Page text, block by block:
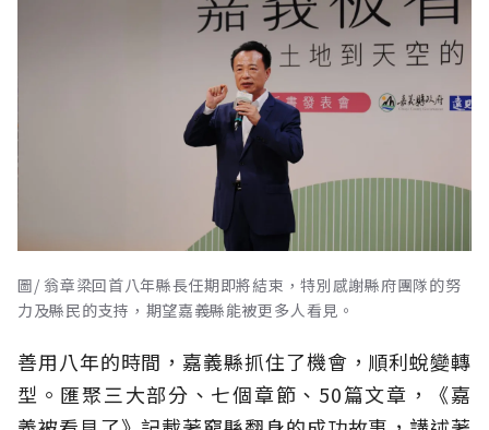
圖/ 翁章梁回首八年縣長任期即將結束，特別感謝縣府團隊的努
力及縣民的支持，期望嘉義縣能被更多人看見。
善用八年的時間，嘉義縣抓住了機會，順利蛻變轉
型。匯聚三大部分、七個章節、50篇文章，《嘉